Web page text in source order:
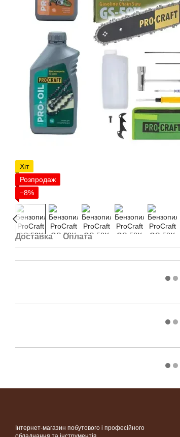
Хіт
Розпродаж
−8%
Доставка Оплата
Інтернет-магазин побутового і професійного